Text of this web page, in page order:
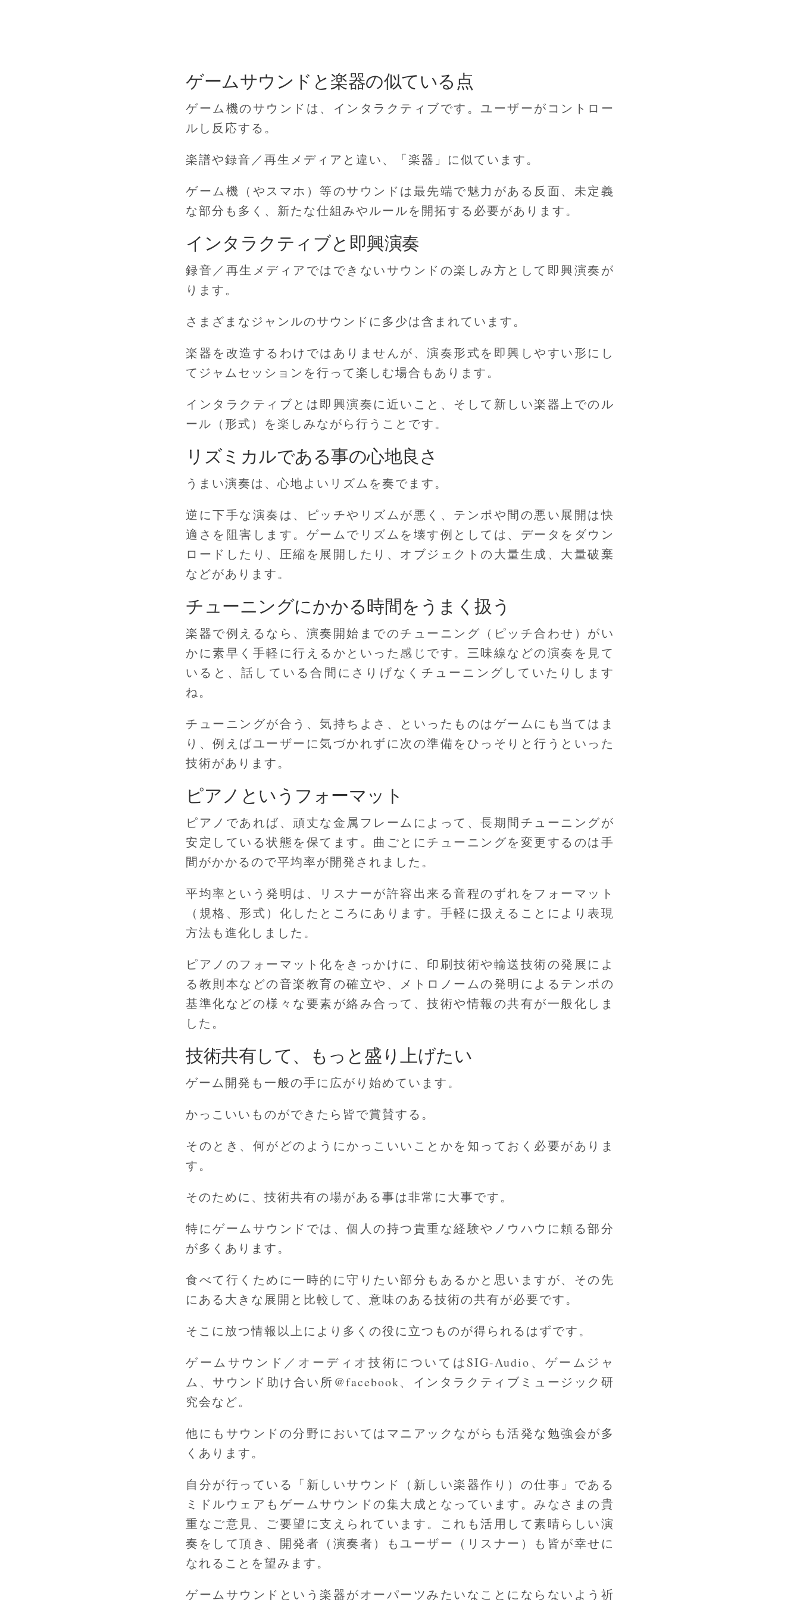
ゲームサウンドと楽器の似ている点
ゲーム機のサウンドは、インタラクティブです。ユーザーがコントロー
ルし反応する。
楽譜や録音／再生メディアと違い、「楽器」に似ています。
ゲーム機（やスマホ）等のサウンドは最先端で魅力がある反面、未定義
な部分も多く、新たな仕組みやルールを開拓する必要があります。
インタラクティブと即興演奏
録音／再生メディアではできないサウンドの楽しみ方として即興演奏が
ります。
さまざまなジャンルのサウンドに多少は含まれています。
楽器を改造するわけではありませんが、演奏形式を即興しやすい形にし
てジャムセッションを行って楽しむ場合もあります。
インタラクティブとは即興演奏に近いこと、そして新しい楽器上でのル
ール（形式）を楽しみながら行うことです。
リズミカルである事の心地良さ
うまい演奏は、心地よいリズムを奏でます。
逆に下手な演奏は、ピッチやリズムが悪く、テンポや間の悪い展開は快
適さを阻害します。ゲームでリズムを壊す例としては、データをダウン
ロードしたり、圧縮を展開したり、オブジェクトの大量生成、大量破棄
などがあります。
チューニングにかかる時間をうまく扱う
楽器で例えるなら、演奏開始までのチューニング（ピッチ合わせ）がい
かに素早く手軽に行えるかといった感じです。三味線などの演奏を見て
いると、話している合間にさりげなくチューニングしていたりします
ね。
チューニングが合う、気持ちよさ、といったものはゲームにも当てはま
り、例えばユーザーに気づかれずに次の準備をひっそりと行うといった
技術があります。
ピアノというフォーマット
ピアノであれば、頑丈な金属フレームによって、長期間チューニングが
安定している状態を保てます。曲ごとにチューニングを変更するのは手
間がかかるので平均率が開発されました。
平均率という発明は、リスナーが許容出来る音程のずれをフォーマット
（規格、形式）化したところにあります。手軽に扱えることにより表現
方法も進化しました。
ピアノのフォーマット化をきっかけに、印刷技術や輸送技術の発展によ
る教則本などの音楽教育の確立や、メトロノームの発明によるテンポの
基準化などの様々な要素が絡み合って、技術や情報の共有が一般化しま
した。
技術共有して、もっと盛り上げたい
ゲーム開発も一般の手に広がり始めています。
かっこいいものができたら皆で賞賛する。
そのとき、何がどのようにかっこいいことかを知っておく必要がありま
す。
そのために、技術共有の場がある事は非常に大事です。
特にゲームサウンドでは、個人の持つ貴重な経験やノウハウに頼る部分
が多くあります。
食べて行くために一時的に守りたい部分もあるかと思いますが、その先
にある大きな展開と比較して、意味のある技術の共有が必要です。
そこに放つ情報以上により多くの役に立つものが得られるはずです。
ゲームサウンド／オーディオ技術についてはSIG-Audio、ゲームジャ
ム、サウンド助け合い所@facebook、インタラクティブミュージック研
究会など。
他にもサウンドの分野においてはマニアックながらも活発な勉強会が多
くあります。
自分が行っている「新しいサウンド（新しい楽器作り）の仕事」である
ミドルウェアもゲームサウンドの集大成となっています。みなさまの貴
重なご意見、ご要望に支えられています。これも活用して素晴らしい演
奏をして頂き、開発者（演奏者）もユーザー（リスナー）も皆が幸せに
なれることを望みます。
ゲームサウンドという楽器がオーパーツみたいなことにならないよう祈